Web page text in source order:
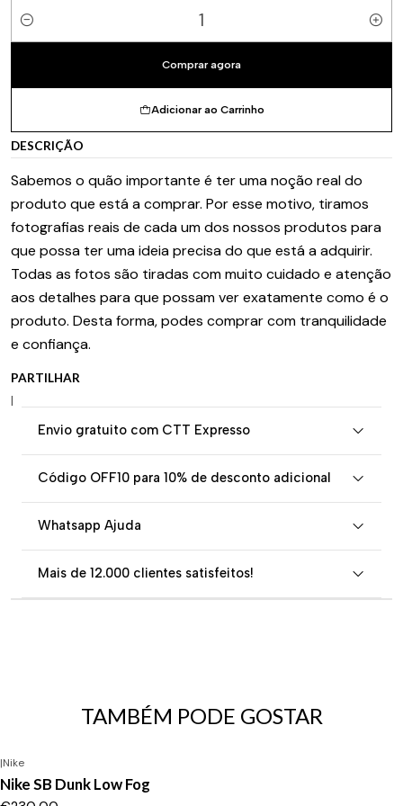
Quantidade
Adicionar ao Carrinho
Comprar agora
DESCRIÇÃO
Sabemos o quão importante é ter uma noção real do
produto que está a comprar. Por esse motivo, tiramos
fotografias reais de cada um dos nossos produtos para
que possa ter uma ideia precisa do que está a adquirir.
Todas as fotos são tiradas com muito cuidado e atenção
aos detalhes para que possam ver exatamente como é o
produto. Desta forma, podes comprar com tranquilidade
e confiança.
PARTILHAR
|
Envio gratuito com CTT Expresso
Código OFF10 para 10% de desconto adicional
Whatsapp Ajuda
Mais de 12.000 clientes satisfeitos!
TAMBÉM PODE GOSTAR
|Nike
Nike SB Dunk Low Fog